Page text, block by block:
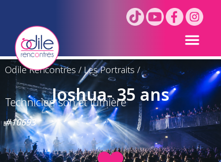
Odile Rencontres/Les Portraits/
Joshua- 35 ans
Technicien son et lumière
#10693